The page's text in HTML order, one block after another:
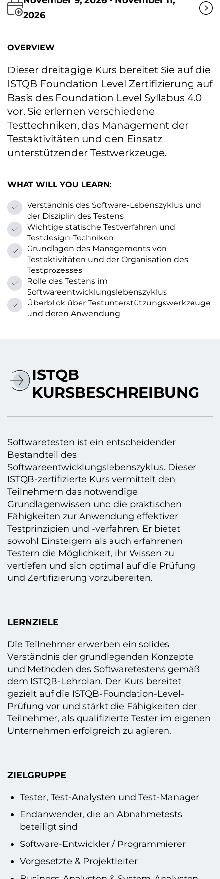
2026
OVERVIEW
Dieser dreitägige Kurs bereitet Sie auf die
ISTQB Foundation Level Zertifizierung auf
Basis des Foundation Level Syllabus 4.0
vor. Sie erlernen verschiedene
Testtechniken, das Management der
Testaktivitäten und den Einsatz
unterstützender Testwerkzeuge.
WHAT WILL YOU LEARN:
Verständnis des Software-Lebenszyklus und
der Disziplin des Testens
Wichtige statische Testverfahren und
Testdesign-Techniken
Grundlagen des Managements von
Testaktivitäten und der Organisation des
Testprozesses
Rolle des Testens im
Softwareentwicklungslebenszyklus
Überblick über Testunterstützungswerkzeuge
und deren Anwendung
ISTQB
KURSBESCHREIBUNG
Softwaretesten ist ein entscheidender
Bestandteil des
Softwareentwicklungslebenszyklus. Dieser
ISTQB-zertifizierte Kurs vermittelt den
Teilnehmern das notwendige
Grundlagenwissen und die praktischen
Fähigkeiten zur Anwendung effektiver
Testprinzipien und -verfahren. Er bietet
sowohl Einsteigern als auch erfahrenen
Testern die Möglichkeit, ihr Wissen zu
vertiefen und sich optimal auf die Prüfung
und Zertifizierung vorzubereiten.
LERNZIELE
Die Teilnehmer erwerben ein solides
Verständnis der grundlegenden Konzepte
und Methoden des Softwaretestens gemäß
dem ISTQB-Lehrplan. Der Kurs bereitet
gezielt auf die ISTQB-Foundation-Level-
Prüfung vor und stärkt die Fähigkeiten der
Teilnehmer, als qualifizierte Tester im eigenen
Unternehmen erfolgreich zu agieren.
ZIELGRUPPE
Tester, Test-Analysten und Test-Manager
Endanwender, die an Abnahmetests
beteiligt sind
Software-Entwickler / Programmierer
Vorgesetzte & Projektleiter